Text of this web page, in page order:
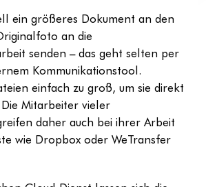
ein größeres Dokument an den
an die
senden – das geht selten per
Kommunikationstool.
einfach zu groß, um sie direkt
Mitarbeiter vieler
daher auch bei ihrer Arbeit
wie Dropbox oder WeTransfer